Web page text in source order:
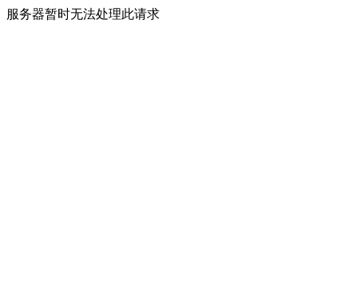
服务器暂时无法处理此请求